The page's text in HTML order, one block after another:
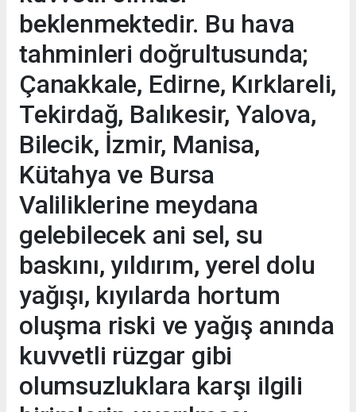
beklenmektedir. Bu hava
tahminleri doğrultusunda;
Çanakkale, Edirne, Kırklareli,
Tekirdağ, Balıkesir, Yalova,
Bilecik, İzmir, Manisa,
Kütahya ve Bursa
Valiliklerine meydana
gelebilecek ani sel, su
baskını, yıldırım, yerel dolu
yağışı, kıyılarda hortum
oluşma riski ve yağış anında
kuvvetli rüzgar gibi
olumsuzluklara karşı ilgili